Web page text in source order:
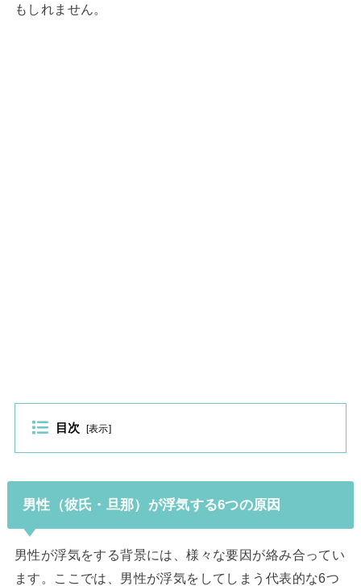
もしれません。
目次 [表示]
男性（彼氏・旦那）が浮気する6つの原因
男性が浮気をする背景には、様々な要因が絡み合ってい
ます。ここでは、男性が浮気をしてしまう代表的な6つ